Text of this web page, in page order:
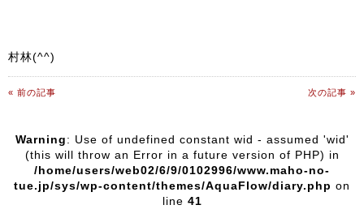
村林(^^)
« 前の記事 次の記事 »
Warning: Use of undefined constant wid - assumed 'wid'
(this will throw an Error in a future version of PHP) in
/home/users/web02/6/9/0102996/www.maho-no-
tue.jp/sys/wp-content/themes/AquaFlow/diary.php on
line 41